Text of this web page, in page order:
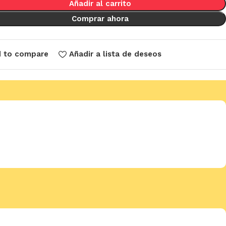
Añadir al carrito
Comprar ahora
to compare Añadir a lista de deseos